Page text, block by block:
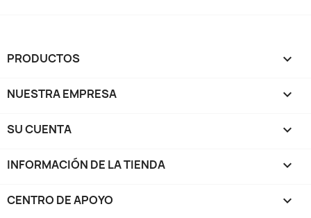
PRODUCTOS 
NUESTRA EMPRESA 
SU CUENTA 
INFORMACIÓN DE LA TIENDA keyboard_arrow_down
CENTRO DE APOYO 